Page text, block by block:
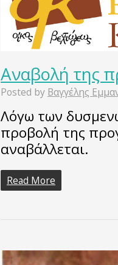
Αναβολή της
Posted by Βαγγέλης
Λόγω των
προβολή της
αναβάλλεται.
Read More